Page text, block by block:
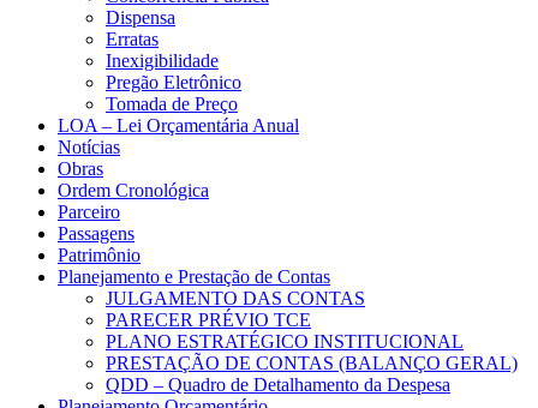
Dispensa
Erratas
Inexigibilidade
Pregão Eletrônico
Tomada de Preço
LOA – Lei Orçamentária Anual
Notícias
Obras
Ordem Cronológica
Parceiro
Passagens
Patrimônio
Planejamento e Prestação de Contas
JULGAMENTO DAS CONTAS
PARECER PRÉVIO TCE
PLANO ESTRATÉGICO INSTITUCIONAL
PRESTAÇÃO DE CONTAS (BALANÇO GERAL)
QDD – Quadro de Detalhamento da Despesa